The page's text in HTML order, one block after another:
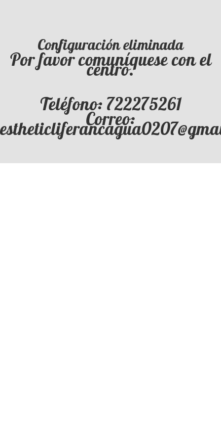
Configuración eliminada
Por favor comuníquese con el
centro.
Teléfono: 722275261
Correo: